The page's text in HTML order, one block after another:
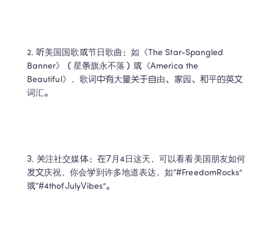
2. 听美国国歌或节日歌曲：如《The Star-Spangled
Banner》（星条旗永不落）或《America the
Beautiful》，歌词中有大量关于自由、家园、和平的英文
词汇。
3. 关注社交媒体：在7月4日这天，可以看看美国朋友如何
发文庆祝，你会学到许多地道表达，如“#FreedomRocks”
或“#4thofJulyVibes”。